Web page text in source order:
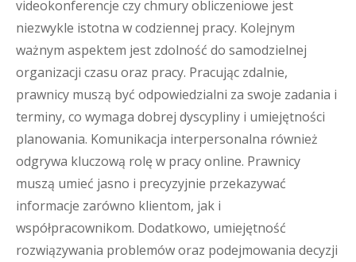
videokonferencje czy chmury obliczeniowe jest
niezwykle istotna w codziennej pracy. Kolejnym
ważnym aspektem jest zdolność do samodzielnej
organizacji czasu oraz pracy. Pracując zdalnie,
prawnicy muszą być odpowiedzialni za swoje zadania i
terminy, co wymaga dobrej dyscypliny i umiejętności
planowania. Komunikacja interpersonalna również
odgrywa kluczową rolę w pracy online. Prawnicy
muszą umieć jasno i precyzyjnie przekazywać
informacje zarówno klientom, jak i
współpracownikom. Dodatkowo, umiejętność
rozwiązywania problemów oraz podejmowania decyzji